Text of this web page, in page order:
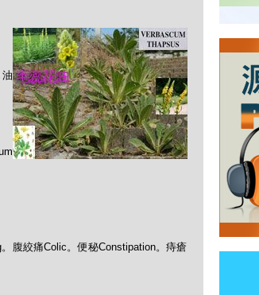
腹絞痛Colic。便秘Constipation。痔瘡